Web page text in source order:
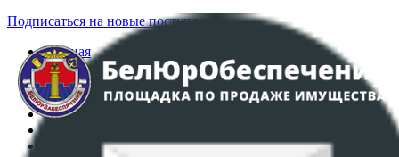
Подписаться на новые поступления
Главная
Аукционы
Интернет-магазин
Регламент организации и проведения торгов
Политика в отношении обработки персональных